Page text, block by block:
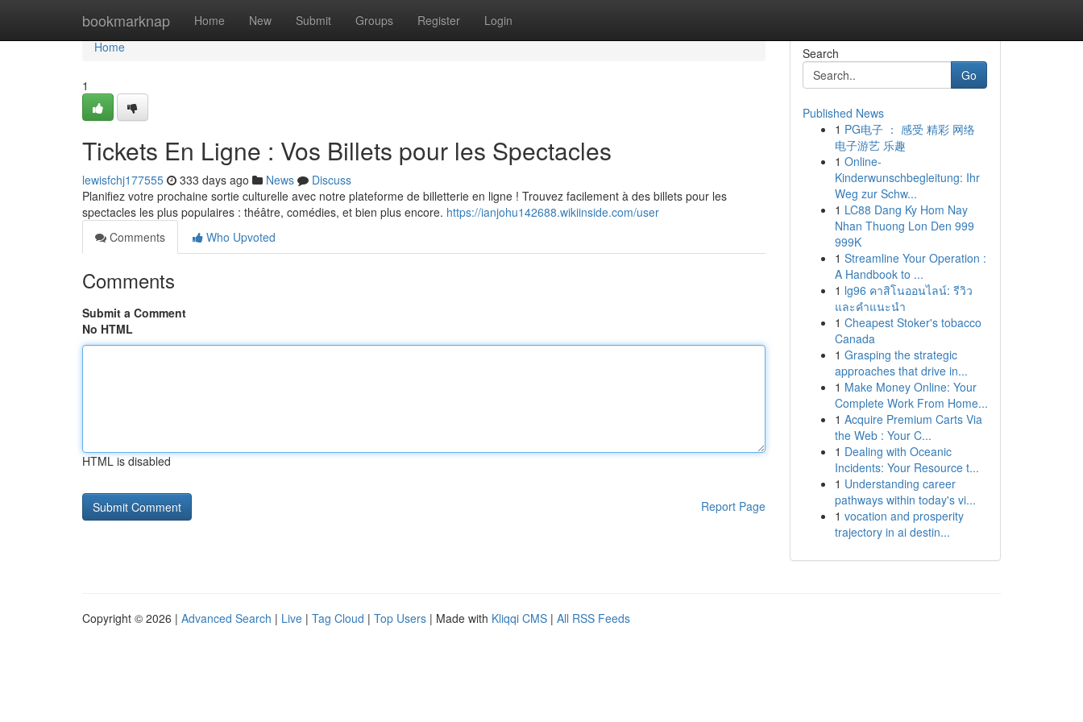
bookmarknap Home New Submit Groups Register Login
Home
Home
1
Tickets En Ligne : Vos Billets pour les Spectacles
lewisfchj177555 333 days ago News
Discuss
Planifiez votre prochaine sortie culturelle avec notre plateforme de billetterie en ligne ! Trouvez facilement à des billets pour les
spectacles les plus populaires : théâtre, comédies, et bien plus encore. https://ianjohu142688.wikiinside.com/user
Comments
Who Upvoted
Comments
Submit a Comment
No HTML
HTML is disabled
Report Page
Search
Go
Published News
1 PG电子 ： 感受 精彩 网络
电子游艺 乐趣
1 Online-
Kinderwunschbegleitung: Ihr
Weg zur Schw...
1 LC88 Dang Ky Hom Nay
Nhan Thuong Lon Den 999
999K
1 Streamline Your Operation :
A Handbook to ...
1 lg96 คาสิโนออนไลน์: รีวิว
และคำแนะนำ
1 Cheapest Stoker's tobacco
Canada
1 Grasping the strategic
approaches that drive in...
1 Make Money Online: Your
Complete Work From Home...
1 Acquire Premium Carts Via
the Web : Your C...
1 Dealing with Oceanic
Incidents: Your Resource t...
1 Understanding career
pathways within today's vi...
1 vocation and prosperity
trajectory in ai destin...
Copyright © 2026 | Advanced Search | Live | Tag Cloud | Top Users | Made with Kliqqi CMS | All RSS Feeds